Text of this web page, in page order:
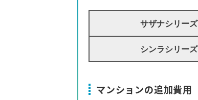
サザナシリーズ
シンラシリーズ
マンションの追加費用